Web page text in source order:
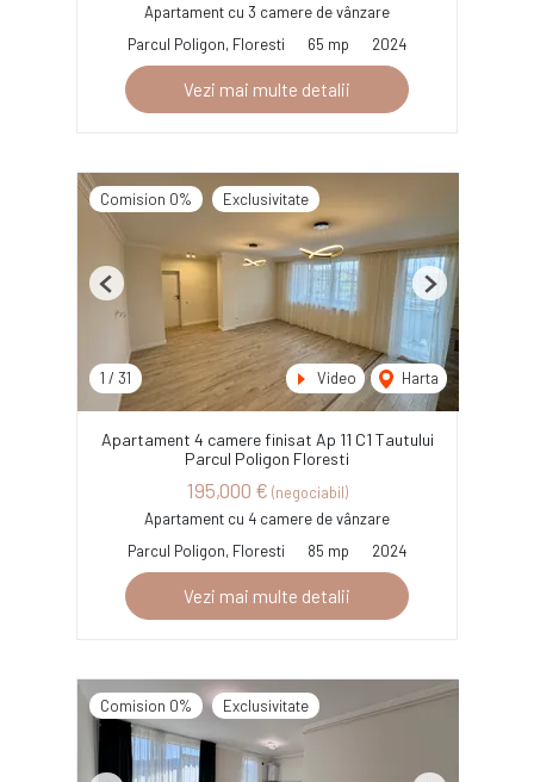
Apartament cu 3 camere de vânzare
Parcul Poligon, Floresti
65 mp 2024
Vezi mai multe detalii
Comision 0% Exclusivitate
1 / 31 Video Harta
Previous Next
Apartament 4 camere finisat Ap 11 C1 Tautului
Parcul Poligon Floresti
195,000 € (negociabil)
Apartament cu 4 camere de vânzare
Parcul Poligon, Floresti
85 mp 2024
Vezi mai multe detalii
Comision 0% Exclusivitate